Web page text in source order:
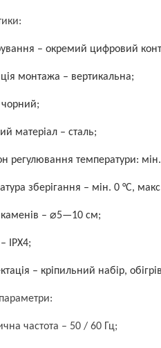
– окремий цифровий
монтажа – вертикальна;
чорний;
матеріал – сталь;
регулювання температури:
зберігання – мін. 0 °C,
каменів – ⌀5—10 см;
– IPX4;
– кріпильний набір,
частота – 50 / 60 Гц;